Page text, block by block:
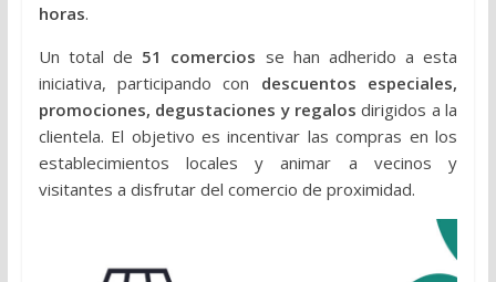
horas.
Un total de 51 comercios se han adherido a esta
iniciativa, participando con descuentos especiales,
promociones, degustaciones y regalos dirigidos a la
clientela. El objetivo es incentivar las compras en los
establecimientos locales y animar a vecinos y
visitantes a disfrutar del comercio de proximidad.